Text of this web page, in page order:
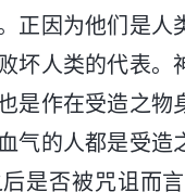
正因为他们是
坏人类的代表
是作在受造之
气的人都是受
是否被咒诅而